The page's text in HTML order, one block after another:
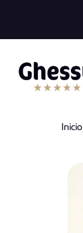
Inicio